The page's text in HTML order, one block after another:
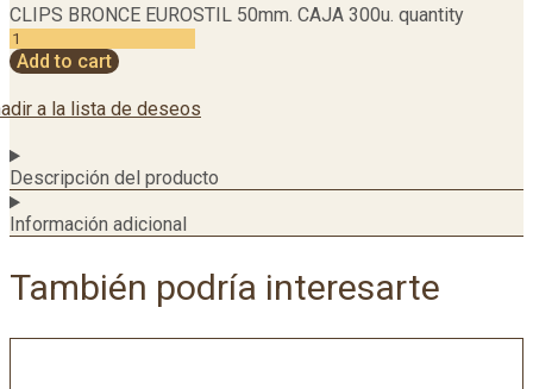
CLIPS BRONCE EUROSTIL 50mm. CAJA 300u. quantity
Add to cart
a la lista de deseos
Descripción del producto
Información adicional
También podría interesarte